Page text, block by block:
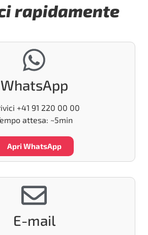
rapidamente
WhatsApp
+41 91 220 00 00
attesa: ~5min
Apri WhatsApp
E-mail